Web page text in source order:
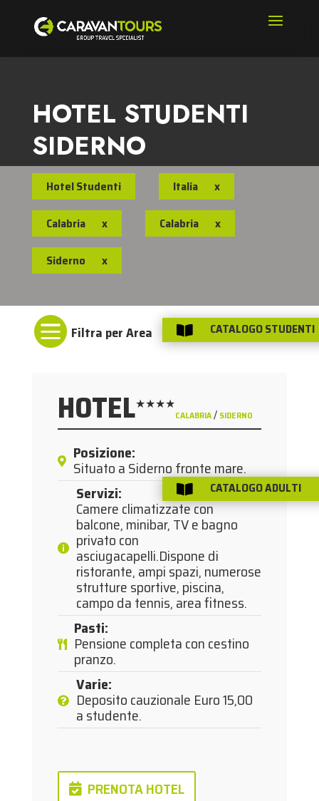
HOTEL STUDENTI
SIDERNO
Hotel Studenti Italia x
Calabria x Calabria x
Siderno x

HOTEL★★★★
CALABRIA/ SIDERNO
Posizione:
Situato a Siderno fronte mare.
Servizi:
Camere climatizzate con
balcone, minibar, TV e bagno
privato con
asciugacapelli.Dispone di
ristorante, ampi spazi, numerose
strutture sportive, piscina,
campo da tennis, area fitness.
Pasti:
Pensione completa con cestino
pranzo.
Varie:
Deposito cauzionale Euro 15,00
a studente.
PRENOTA HOTEL
 CATALOGO STUDENTI
 CATALOGO ADULTI